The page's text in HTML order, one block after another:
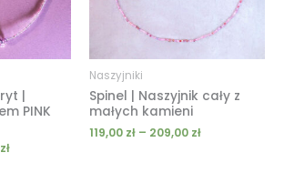
|
PINK
zł
Naszyjniki
Spinel | Naszyjnik cały z
małych kamieni
119,00 zł – 209,00 zł